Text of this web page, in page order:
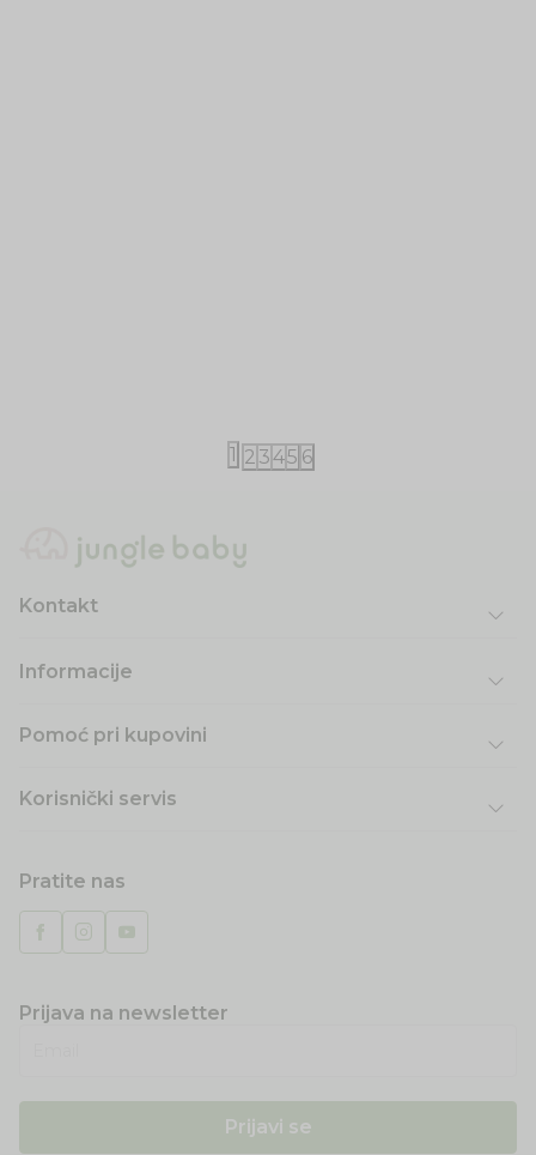
1 2 345 6
Kontakt
Informacije
Pomoć pri kupovini
Korisnički servis
Pratite nas
Prijava na newsletter
Prijavi se